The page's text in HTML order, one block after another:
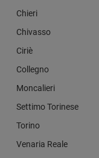
Chieri
Chivasso
Ciriè
Collegno
Moncalieri
Settimo Torinese
Torino
Venaria Reale